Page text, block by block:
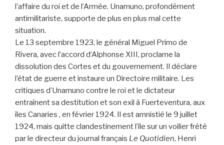
l’affaire du roi et de l’Armée. Unamuno, profondément
antimilitariste, supporte de plus en plus mal cette
situation.
Le 13 septembre 1923, le général Miguel Primo de
Rivera, avec l’accord d’Alphonse XIII, proclame la
dissolution des Cortes et du gouvernement. Il déclare
l’état de guerre et instaure un Directoire militaire. Les
critiques d’Unamuno contre le roi et le dictateur
entraînent sa destitution et son exil à Fuerteventura, aux
îles Canaries , en février 1924. Il est amnistié le 9 juillet
1924, mais quitte clandestinement l’île sur un voilier frété
par le directeur du journal français Le Quotidien, Henri